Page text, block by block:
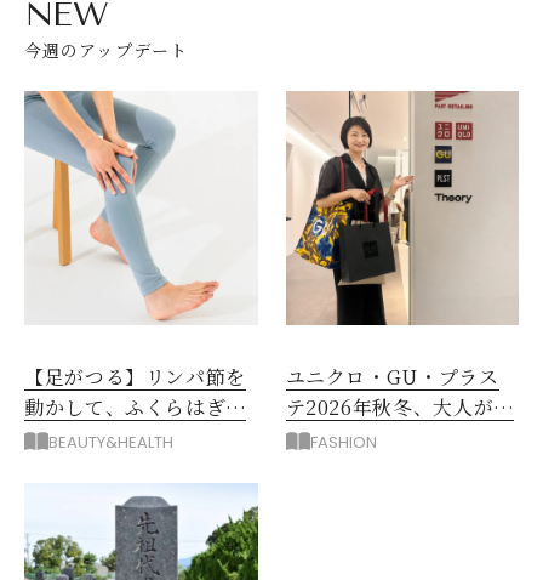
NEW
今週のアップデート
【足がつる】リンパ節を
動かして、ふくらはぎの
むくみ、こむら返りを解
BEAUTY&HEALTH
ユニクロ・GU・プラス
テ2026年秋冬、大人が着
たい新作服は？
FASHION